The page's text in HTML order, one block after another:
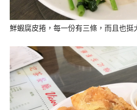
鮮蝦腐皮捲，每一份有三條，而且也挺